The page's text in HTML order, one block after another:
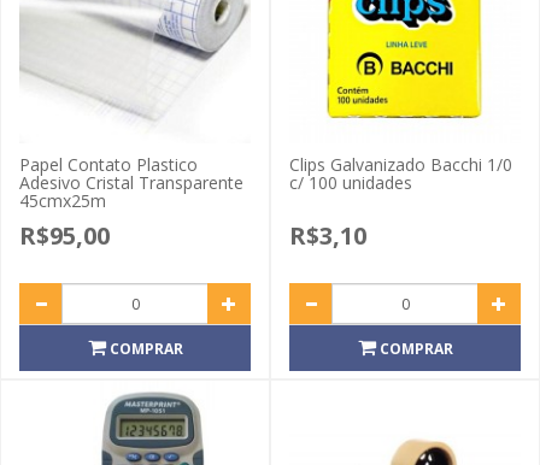
Papel Contato Plastico
Adesivo Cristal Transparente
45cmx25m
R$95,00
COMPRAR
Clips Galvanizado Bacchi 1/0
c/ 100 unidades
R$3,10
COMPRAR